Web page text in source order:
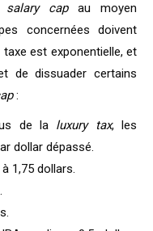
salary capau moyen
concernées doivent
est exponentielle, et
de dissuader certains
:
de la luxury tax, les
dollar dépassé.
1,75 dollars.